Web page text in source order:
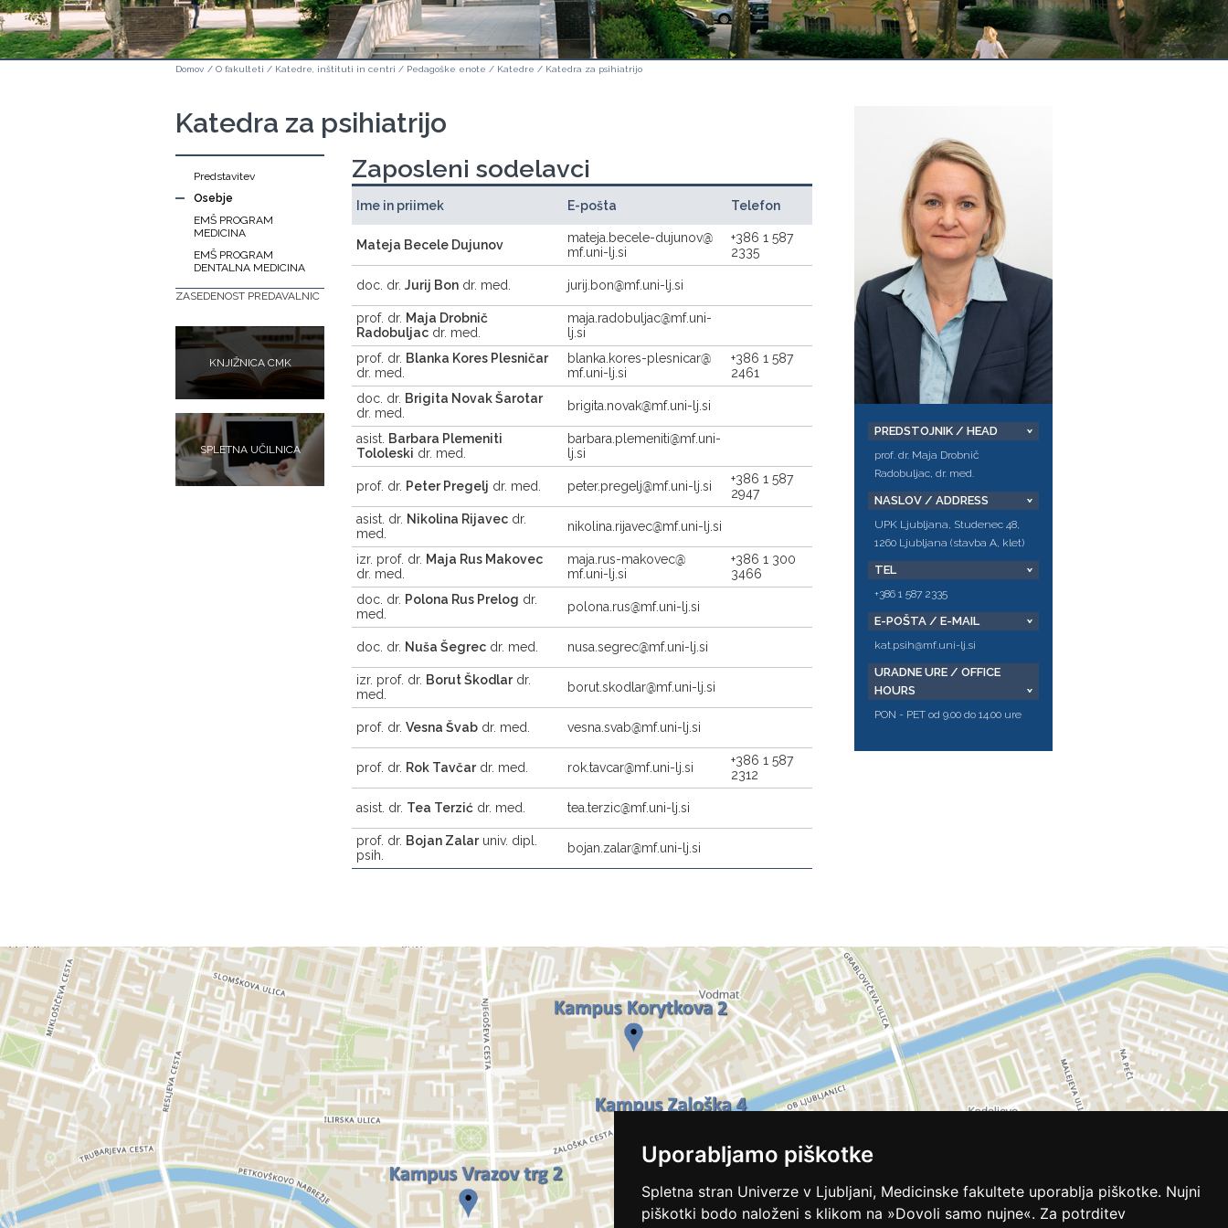
Uporabljamo piškotke
Spletna stran Univerze v Ljubljani, Medicinske fakultete uporablja piškotke. Nujni
piškotki bodo naloženi s klikom na »Dovoli samo nujne«. Za potrditev
Domov / O fakulteti / Katedre, inštituti in centri / Pedagoške enote / Katedre / Katedra za psihiatrijo
Katedra za psihiatrijo
Predstavitev
Osebje
EMŠ PROGRAM
MEDICINA
EMŠ PROGRAM
DENTALNA MEDICINA
ZASEDENOST PREDAVALNIC
KNJIŽNICA CMK
SPLETNA UČILNICA
Zaposleni sodelavci
Ime in priimek E-pošta Telefon
Mateja Becele Dujunov
mateja.becele-dujunov
mf.uni-lj.si
+386 1 587
2335
doc. dr.Jurij Bon dr. med. jurij.bon mf.uni-lj.si
prof. dr. Maja Drobnič
Radobuljac dr. med.
maja.radobuljac
mf.uni-
lj.si
prof. dr. Blanka Kores Plesničar
dr. med.
blanka.kores-plesnicar
mf.uni-lj.si
+386 1 587
2461
doc. dr. Brigita Novak Šarotar
dr. med.
brigita.novak mf.uni-lj.si
asist. Barbara Plemeniti
Tololeski dr. med.
barbara.plemeniti
mf.uni-
lj.si
prof. dr. Peter Pregelj dr. med. peter.pregelj mf.uni-lj.si
+386 1 587
2947
asist. dr. Nikolina Rijavec dr.
med.
nikolina.rijavec mf.uni-lj.si
izr. prof. dr. Maja Rus Makovec
dr. med.
maja.rus-makovec
mf.uni-lj.si
+386 1 300
3466
doc. dr. Polona Rus Prelog dr.
med.
polona.rus mf.uni-lj.si
doc. dr. Nuša Šegrec dr. med. nusa.segrec mf.uni-lj.si
izr. prof. dr. Borut Škodlardr.
med.
borut.skodlar mf.uni-lj.si
prof. dr.Vesna Švab dr. med. vesna.svab mf.uni-lj.si
prof. dr. Rok Tavčardr. med. rok.tavcar mf.uni-lj.si
+386 1 587
2312
asist. dr. Tea Terzić dr. med. tea.terzic mf.uni-lj.si
prof. dr. Bojan Zalaruniv. dipl.
psih.
bojan.zalar mf.uni-lj.si
PREDSTOJNIK / HEAD
prof. dr. Maja Drobnič
Radobuljac, dr. med.
NASLOV / ADDRESS
UPK Ljubljana, Studenec 48,
1260 Ljubljana (stavba A, klet)
TEL
+386 1 587 2335
E-POŠTA / E-MAIL
kat.psih@mf.uni-lj.si
URADNE URE / OFFICE
HOURS
PON - PET od 9.00 do 14.00 ure